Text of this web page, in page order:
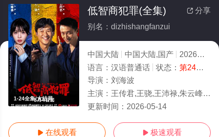
1-24全集/大结局
 分享
低智商犯罪(全集)
别名：dizhishangfanzui
中国大陆 中国大陆,国产 2026
8.0
语言： 汉语普通话 状态： 第24集完结
导演： 刘海波
主演： 王传君,王骁,王沛禄,朱云峰,栾元晖,谭希和,王正权,梅宝莱,田曦薇,姜冠南,张瑞涵,荣飞,宗俊涛,董宝石,宋
更新时间： 2026-05-14
 在线观看  极速观看